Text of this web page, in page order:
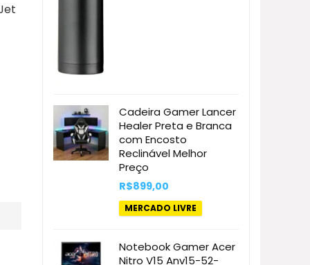
Cadeira Gamer Lancer
Healer Preta e Branca
com Encosto
Reclinável Melhor
Preço
R$899,00
MERCADO LIVRE
Notebook Gamer Acer
Nitro V15 Anv15-52-